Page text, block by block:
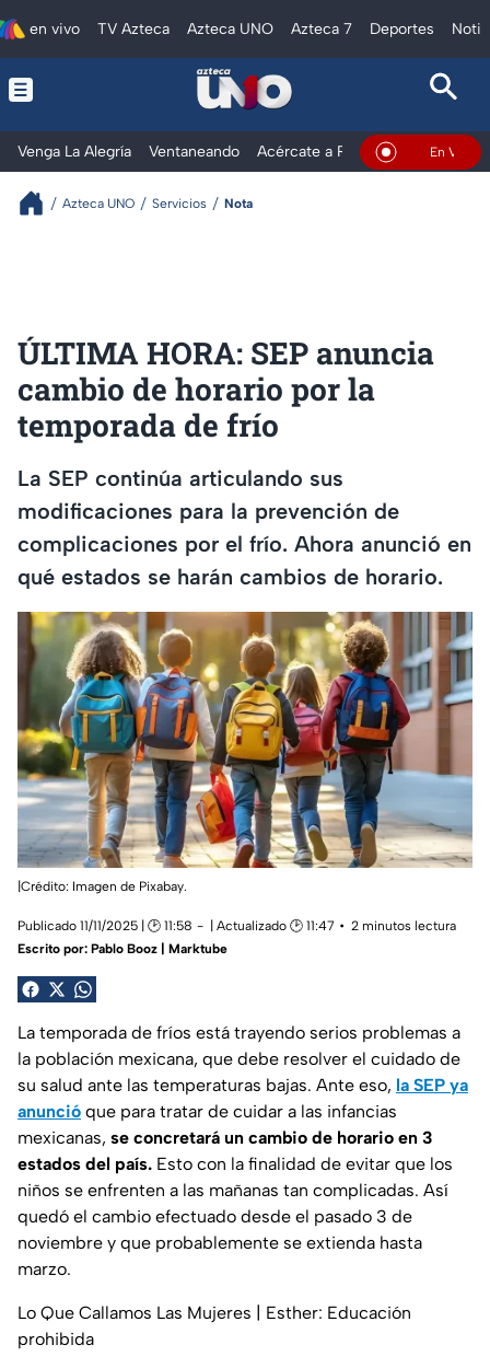
en vivo TV Azteca Azteca UNO Azteca 7 Deportes
Venga La Alegría Ventaneando Acércate a Rocío Al Extremo
En Vivo
Azteca UNO Servicios Nota
ÚLTIMA HORA: SEP anuncia
cambio de horario por la
temporada de frío
La SEP continúa articulando sus
modificaciones para la prevención de
complicaciones por el frío. Ahora anunció en
qué estados se harán cambios de horario.
|Crédito: Imagen de Pixabay.
Publicado 11/11/2025 | 🕑 11:58 | Actualizado 🕑 11:47
2 minutos lectura
Escrito por: Pablo Booz | Marktube
La temporada de fríos está trayendo serios problemas a
la población mexicana, que debe resolver el cuidado de
su salud ante las temperaturas bajas. Ante eso, la SEP ya
anunció que para tratar de cuidar a las infancias
mexicanas, se concretará un cambio de horario en 3
estados del país. Esto con la finalidad de evitar que los
niños se enfrenten a las mañanas tan complicadas. Así
quedó el cambio efectuado desde el pasado 3 de
noviembre y que probablemente se extienda hasta
marzo.
Lo Que Callamos Las Mujeres | Esther: Educación
prohibida